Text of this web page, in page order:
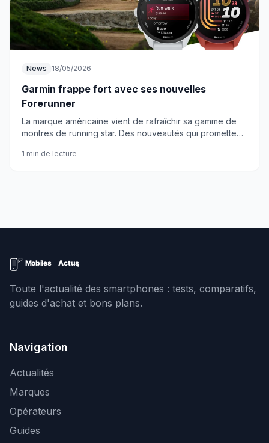
News 18/05/2026
Garmin frappe fort avec ses nouvelles
Forerunner
La marque américaine vient de rafraîchir sa gamme de
montres de running star. Des nouveautés qui promettent
1 min de lecture
Toute l'actualité des smartphones : tests, comparatifs,
guides d'achat et bons plans.
Navigation
Actualités
Marques
Opérateurs
Guides